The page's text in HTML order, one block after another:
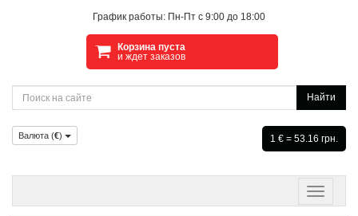
График работы: Пн-Пт с 9:00 до 18:00
Корзина пуста
и ждет заказов
Найти
Валюта (€) 1 € = 53.16 грн.